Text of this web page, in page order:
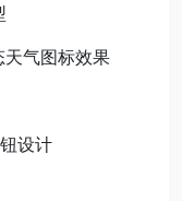
气图标效果
设计